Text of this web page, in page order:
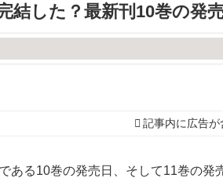
結した？最新刊10巻の発
記事内に広告が
ある10巻の発売日、そして11巻の発